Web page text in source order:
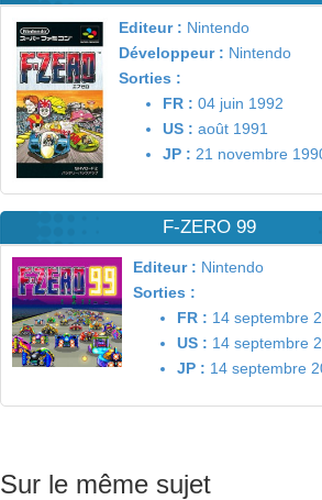
Editeur : Nintendo
Développeur : Nintendo
Sorties :
FR : 04 juin 1992
US : août 1991
JP : 21 novembre
F-ZERO 99
Editeur : Nintendo
Sorties :
FR : 14 septembre
US : 14 septembre
JP : 14 septembre
Sur le même sujet